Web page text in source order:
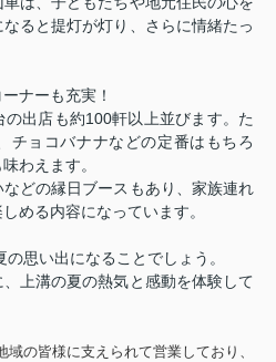
ると提灯が灯り、さらに情緒たっ
ナーも充実！
の出店も約100軒以上並びます。た
チョコバナナなどの定番はもちろ
わえます。
どの縁日ブースもあり、家族連れ
める内容になっています。
思い出になることでしょう。
上溝の夏の熱気と感動を体験して
域の皆様に支えられて営業しており、